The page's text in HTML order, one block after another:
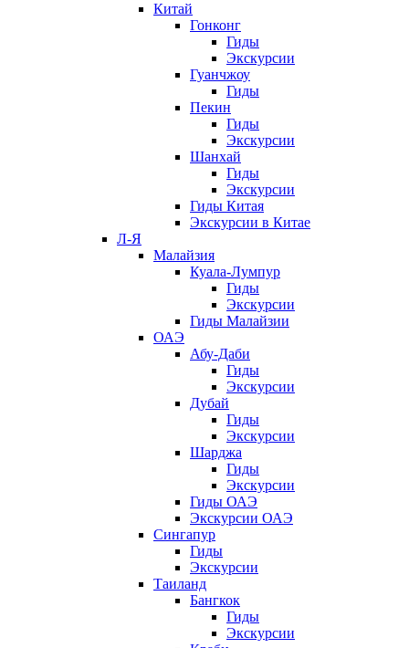
Китай
Гонконг
Гиды
Экскурсии
Гуанчжоу
Гиды
Пекин
Гиды
Экскурсии
Шанхай
Гиды
Экскурсии
Гиды Китая
Экскурсии в Китае
Л-Я
Малайзия
Куала-Лумпур
Гиды
Экскурсии
Гиды Малайзии
ОАЭ
Абу-Даби
Гиды
Экскурсии
Дубай
Гиды
Экскурсии
Шарджа
Гиды
Экскурсии
Гиды ОАЭ
Экскурсии ОАЭ
Сингапур
Гиды
Экскурсии
Таиланд
Бангкок
Гиды
Экскурсии